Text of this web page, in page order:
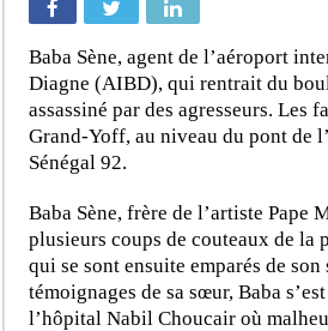
Baba Sène, agent de l’aéroport
Diagne (AIBD), qui rentrait du
assassiné par des agresseurs. Les
Grand-Yoff, au niveau du pont de
Sénégal 92.
Baba Sène, frère de l’artiste Pape
plusieurs coups de couteaux de la
qui se sont ensuite emparés de son
témoignages de sa sœur, Baba
l’hôpital Nabil Choucair où